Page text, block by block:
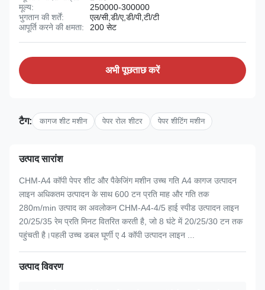
मूल्य:
250000-300000
भुगतान की शर्तें:
एल/सी,डी/ए,डी/पी,टी/टी
आपूर्ति करने की क्षमता:
200 सेट
अभी पूछताछ करें
टैग: कागज शीट मशीन पेपर रोल शीटर पेपर शीटिंग मशीन
उत्पाद सारांश
CHM-A4 कॉपी पेपर शीट और पैकेजिंग मशीन उच्च गति A4 कागज उत्पादन
लाइन अधिकतम उत्पादन के साथ 600 टन प्रति माह और गति तक
280m/min उत्पाद का अवलोकन CHM-A4-4/5 हाई स्पीड उत्पादन लाइन
20/25/35 रेम प्रति मिनट वितरित करती है, जो 8 घंटे में 20/25/30 टन तक
पहुंचती है।पहली उच्च डबल घूर्णी ए 4 कॉपी उत्पादन लाइन ...
उत्पाद विवरण